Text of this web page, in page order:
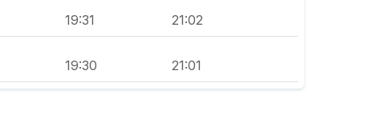
19:31 21:02
19:30 21:01